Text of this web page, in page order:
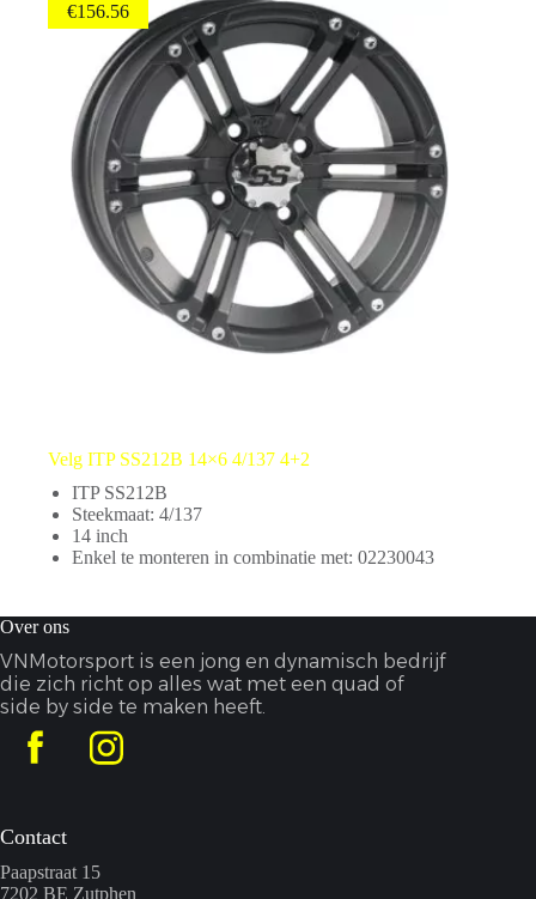
Velg ITP SS212B 14×6 4/137 4+2
€156.56
ITP SS212B
Steekmaat: 4/137
14 inch
Enkel te monteren in combinatie met: 02230043
Over ons
VNMotorsport is een jong en dynamisch bedrijf
die zich richt op alles wat met een quad of
side by side te maken heeft.
Contact
Paapstraat 15
7202 BE Zutphen